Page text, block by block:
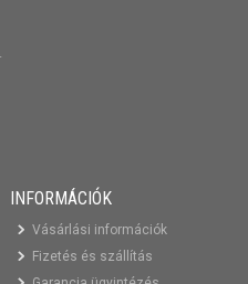
INFORMÁCIÓK
Vásárlási információk
Fizetés és szállítás